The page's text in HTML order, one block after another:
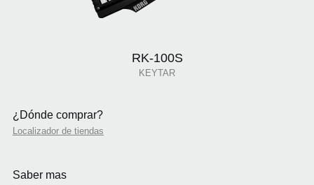
RK-100S
KEYTAR
¿Dónde comprar?
Localizador de tiendas
Saber mas